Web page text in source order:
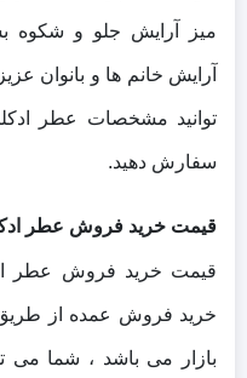
میز آرایش جلو و شکوه
آرایش خانم ها و بانوان
توانید مشخصات عطر
سفارش دهید.
قیمت خرید فروش عطر ادکلن
قیمت خرید فروش عطر
خرید فروش عمده از
بازار می باشد ، شما می